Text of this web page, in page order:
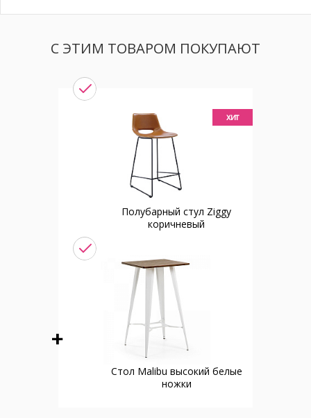
С ЭТИМ ТОВАРОМ ПОКУПАЮТ
хит
Полубарный стул Ziggy
коричневый
Стол Malibu высокий белые
ножки